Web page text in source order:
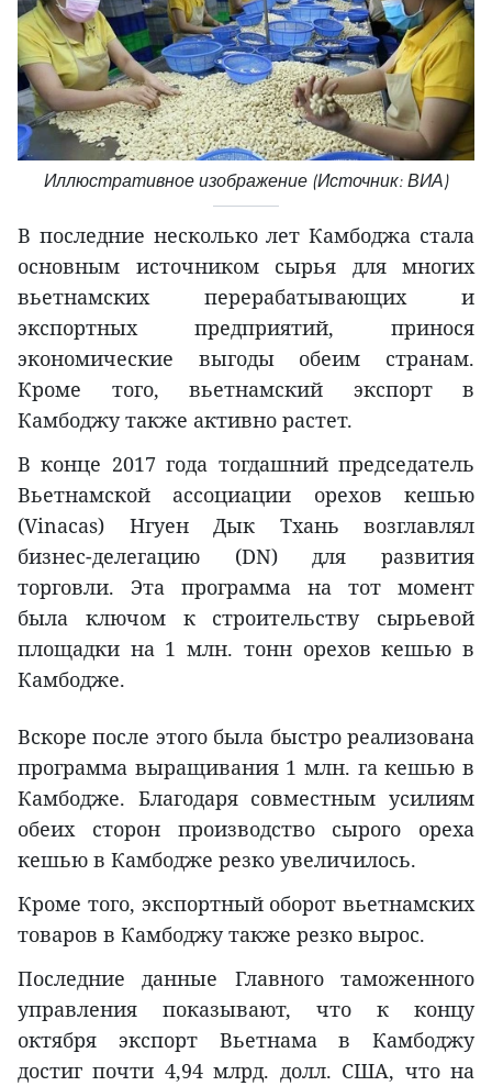
Иллюстративное изображение (Источник: ВИА)
В последние несколько лет Камбоджа стала
основным источником сырья для многих
вьетнамских перерабатывающих и
экспортных предприятий, принося
экономические выгоды обеим странам.
Кроме того, вьетнамский экспорт в
Камбоджу также активно растет.
В конце 2017 года тогдашний председатель
Вьетнамской ассоциации орехов кешью
(Vinacas) Нгуен Дык Тхань возглавлял
бизнес-делегацию (DN) для развития
торговли. Эта программа на тот момент
была ключом к строительству сырьевой
площадки на 1 млн. тонн орехов кешью в
Камбодже.
Вскоре после этого была быстро реализована
программа выращивания 1 млн. га кешью в
Камбодже. Благодаря совместным усилиям
обеих сторон производство сырого ореха
кешью в Камбодже резко увеличилось.
Кроме того, экспортный оборот вьетнамских
товаров в Камбоджу также резко вырос.
Последние данные Главного таможенного
управления показывают, что к концу
октября экспорт Вьетнама в Камбоджу
достиг почти 4,94 млрд. долл. США, что на